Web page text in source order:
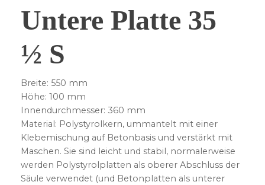
Untere Platte 35
½ S
Breite: 550 mm
Höhe: 100 mm
Innendurchmesser: 360 mm
Material: Polystyrolkern, ummantelt mit einer
Klebemischung auf Betonbasis und verstärkt mit
Maschen. Sie sind leicht und stabil, normalerweise
werden Polystyrolplatten als oberer Abschluss der
Säule verwendet (und Betonplatten als unterer